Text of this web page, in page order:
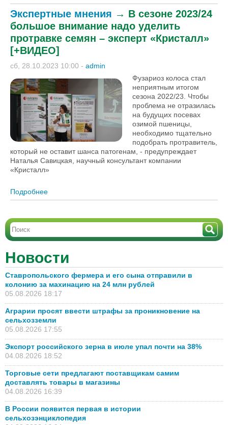
Мнение селекционера Николая Гурского [+ВИДЕО]
Экспертные мнения → В сезоне 2023/24
большое внимание надо уделить
протравке семян – эксперт «Кристалл»
[+ВИДЕО]
сб, 28.10.2023 10:00 - admin
Фузариоз колоса стал
неприятным итогом
сезона 2022/23. Чтобы
проблема не отразилась
на будущих посевах
озимой пшеницы,
необходимо тщательно
подобрать протравитель,
который не оставит шанса патогенам, - предупреждает
Наталья Савицкая, научный консультант компании
«Кристалл»
Подробнее
уделить протравке семян – эксперт «Кристалл»
Новости
Ставропольского фермера и его сына отправили в
колонию за махинацию на 24 млн рублей
05.08.2026 18:17
Аграрии просят ввести штрафы за проникновение на
сельхозземли
05.08.2026 17:55
Экспорт российского зерна в июле упал почти на 38%
04.08.2026 18:52
Торговые сети предлагают поставщикам самим
доставлять товары в магазины
04.08.2026 16:39
В России появится первая в истории
сельхозэнциклопедия